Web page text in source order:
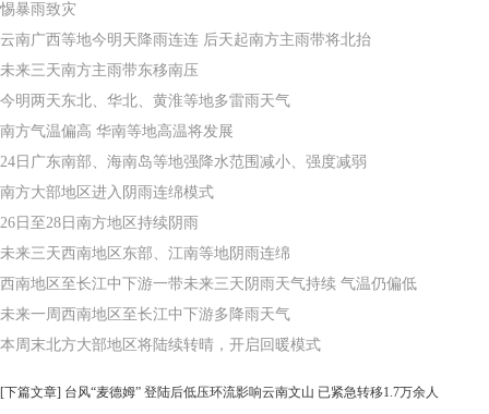
惕暴雨致灾
云南广西等地今明天降雨连连 后天起南方主雨带将北抬
未来三天南方主雨带东移南压
今明两天东北、华北、黄淮等地多雷雨天气
南方气温偏高 华南等地高温将发展
24日广东南部、海南岛等地强降水范围减小、强度减弱
南方大部地区进入阴雨连绵模式
26日至28日南方地区持续阴雨
未来三天西南地区东部、江南等地阴雨连绵
西南地区至长江中下游一带未来三天阴雨天气持续 气温仍偏低
未来一周西南地区至长江中下游多降雨天气
本周末北方大部地区将陆续转晴，开启回暖模式
[下篇文章] 台风“麦德姆” 登陆后低压环流影响云南文山 已紧急转移1.7万余人